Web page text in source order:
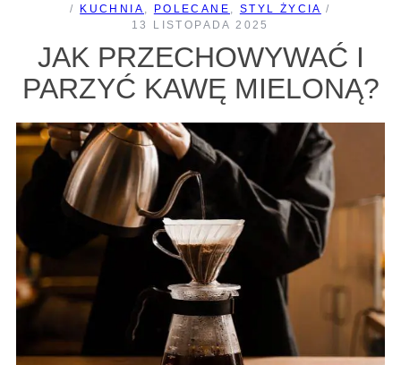
/
KUCHNIA , POLECANE , STYL ŻYCIA /
13 LISTOPADA 2025
JAK PRZECHOWYWAĆ I
PARZYĆ KAWĘ MIELONĄ?